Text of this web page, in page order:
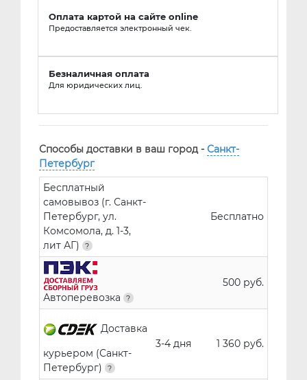
Оплата картой на сайте online
Предоставляется электронный чек.
Безналичная оплата
Для юридических лиц.
Способы доставки в ваш город - Санкт-
Петербург
Бесплатный
самовывоз (г. Санкт-
Петербург, ул.
Комсомола, д. 1-3,
лит АГ)
Бесплатно
Автоперевозка
500 руб.
Доставка
курьером (Санкт-
Петербург)
3-4 дня 1 360 руб.